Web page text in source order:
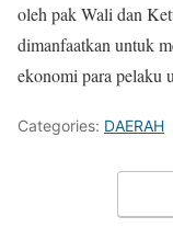
oleh pak Wali dan
dimanfaatkan untuk
ekonomi para pelaku
Categories: DAERAH